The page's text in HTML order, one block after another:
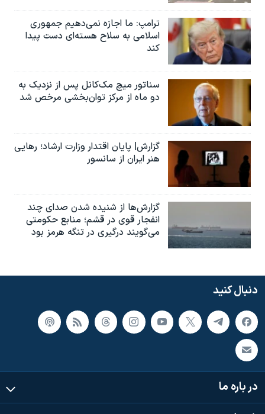
ترامپ: ما اجازه نمی‌دهیم جمهوری
اسلامی به سلاح هسته‌ای دست پیدا
کند
سناتور میچ مک‌کانل پس از نزدیک به
دو ماه از مرکز توان‌بخشی مرخص شد
گزارش| پایان اقتدار وزارت ارشاد؛ رهایی
هنر ایران از سانسور
گزارش‌ها از شنیده شدن صدای چند
انفجار قوی در قشم؛ منابع حکومتی
می‌گویند درگیری در تنگه هرمز بود
دنبال کنید
در باره ما